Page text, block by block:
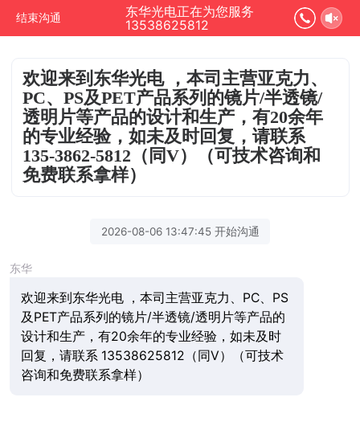
结束沟通
东华光电正在为您服务
13538625812
欢迎来到东华光电 ，本司主营亚克力、
PC、PS及PET产品系列的镜片/半透镜/
透明片等产品的设计和生产，有20余年
的专业经验，如未及时回复，请联系
135-3862-5812（同V）（可技术咨询和
免费联系拿样）
2026-08-06 13:47:45 开始沟通
东华
欢迎来到东华光电 ，本司主营亚克力、PC、PS
及PET产品系列的镜片/半透镜/透明片等产品的
设计和生产，有20余年的专业经验，如未及时
回复，请联系 13538625812（同V）（可技术
咨询和免费联系拿样）